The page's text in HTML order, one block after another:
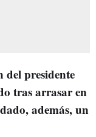
del presidente
tras arrasar en
además, un